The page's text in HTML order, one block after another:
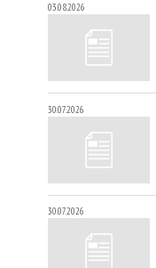
03.08.2026
30.07.2026
30.07.2026